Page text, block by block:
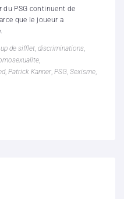
du PSG continuent de
que le joueur a
de sifflet, discriminations,
,
, Patrick Kanner, PSG, Sexisme,